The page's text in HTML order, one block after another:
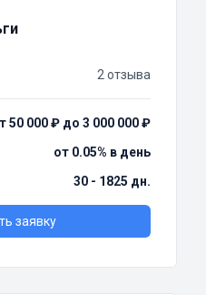
2 отзыва
50 000 ₽ до 3 000 000 ₽
от 0.05% в день
30 - 1825 дн.
заявку